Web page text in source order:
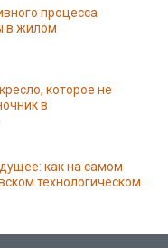
процесса
в жилом
которое не
в
как на самом
технологическом